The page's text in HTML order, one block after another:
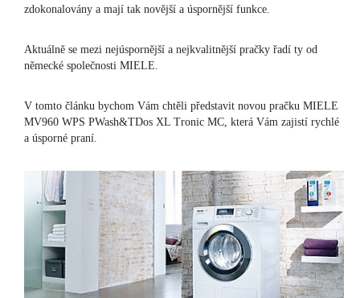
zdokonalovány a mají tak novější a úspornější funkce.
Aktuálně se mezi nejúspornější a nejkvalitnější pračky řadí ty od
německé společnosti MIELE.
V tomto článku bychom Vám chtěli představit novou pračku MIELE
MV960 WPS PWash&TDos XL Tronic MC, která Vám zajistí rychlé
a úsporné praní.